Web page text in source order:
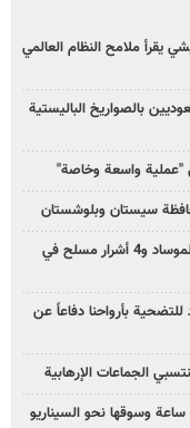
يقرأ ملامح النظام العالمي
بالصواريخ الباليستية
"عملية واسعة وخاصة"
سيستان وبلوشستان
وزارة الأمن الإيرانية: اعتقال 21 عميلاً للموساد و4 أشرار مسلح في
بأرواحنا دفاعاً عن
بزشكيان: خططوا لإسقاط إيران خلال 48 ساعة وسوقها نحو السيناريو